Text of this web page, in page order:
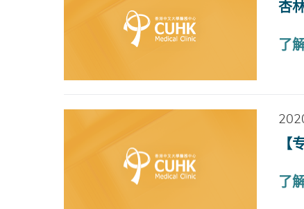
杏
了
【
了